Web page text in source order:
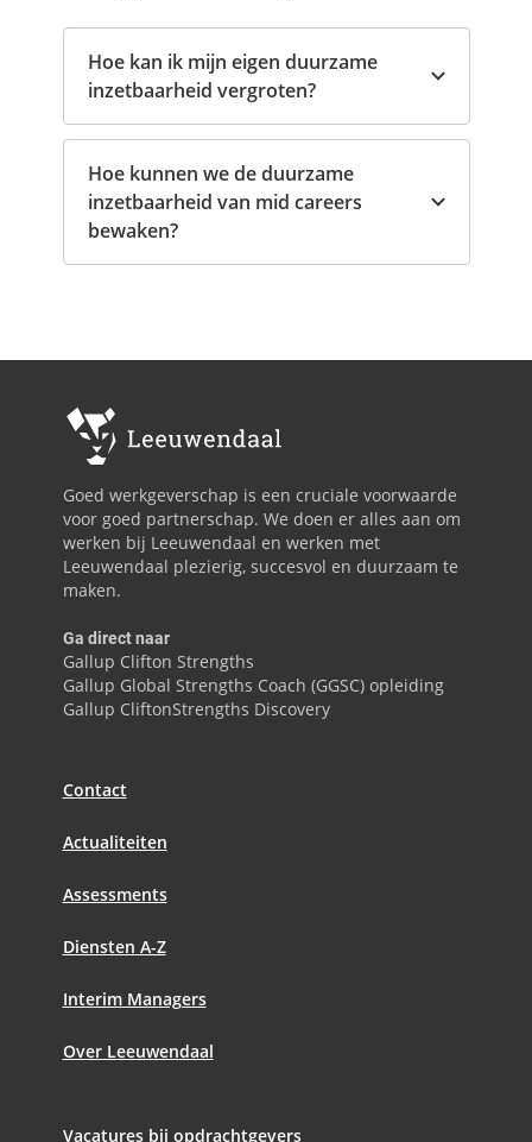
Hoe kan ik mijn eigen duurzame
inzetbaarheid vergroten?
Hoe kunnen we de duurzame
inzetbaarheid van mid careers
bewaken?
Goed werkgeverschap is een cruciale voorwaarde
voor goed partnerschap. We doen er alles aan om
werken bij Leeuwendaal en werken met
Leeuwendaal plezierig, succesvol en duurzaam te
maken.
Ga direct naar
Gallup Clifton Strengths
Gallup Global Strengths Coach (GGSC) opleiding
Gallup CliftonStrengths Discovery
Contact
Actualiteiten
Assessments
Diensten A-Z
Interim Managers
Over Leeuwendaal
Vacatures bij opdrachtgevers